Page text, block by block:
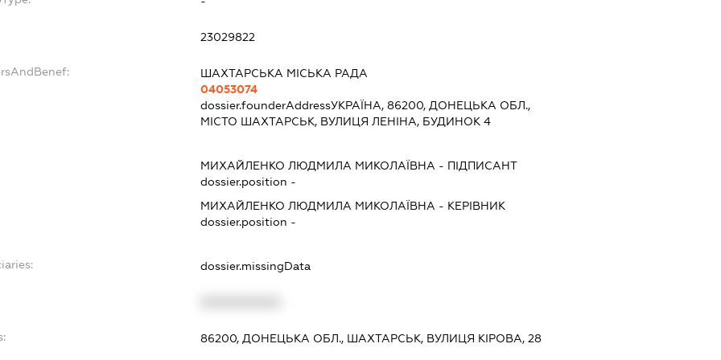
23029822
ШАХТАРСЬКА МІСЬКА РАДА
04053074
dossier.founderAddressУКРАЇНА, 86200, ДОНЕЦЬКА ОБЛ.,
МІСТО ШАХТАРСЬК, ВУЛИЦЯ ЛЕНІНА, БУДИНОК 4
МИХАЙЛЕНКО ЛЮДМИЛА МИКОЛАЇВНА - ПІДПИСАНТ
dossier.position -
МИХАЙЛЕНКО ЛЮДМИЛА МИКОЛАЇВНА - КЕРІВНИК
dossier.position -
dossier.missingData
86200, ДОНЕЦЬКА ОБЛ., ШАХТАРСЬК, ВУЛИЦЯ КІРОВА, 28